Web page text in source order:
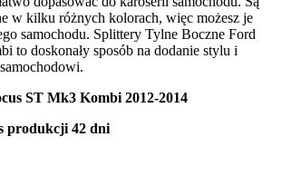
w kilku różnych kolorach, więc możesz je
samochodu. Splittery Tylne Boczne Ford
to doskonały sposób na dodanie stylu i
ST Mk3 Kombi 2012-2014
produkcji 42 dni